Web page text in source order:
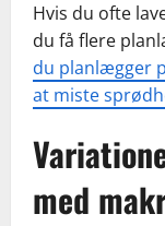
Hvis du ofte
du få flere
du planlægger
at miste
med